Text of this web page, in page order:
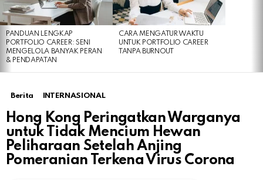
PANDUAN LENGKAP
PORTFOLIO CAREER: SENI
MENGELOLA BANYAK PERAN
& PENDAPATAN
CARA MENGATUR WAKTU
UNTUK PORTFOLIO CAREER
TANPA BURNOUT
Berita INTERNASIONAL
Hong Kong Peringatkan Warganya
untuk Tidak Mencium Hewan
Peliharaan Setelah Anjing
Pomeranian Terkena Virus Corona